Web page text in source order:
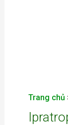
Trang chủ